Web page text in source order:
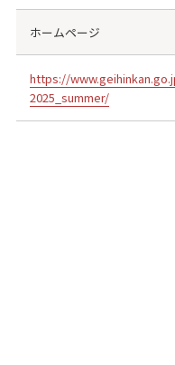
ホームページ
https://
2025_summer/